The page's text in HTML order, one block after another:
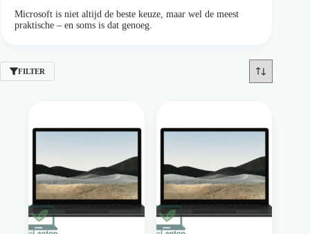
Microsoft is niet altijd de beste keuze, maar wel de meest
praktische – en soms is dat genoeg.
FILTER